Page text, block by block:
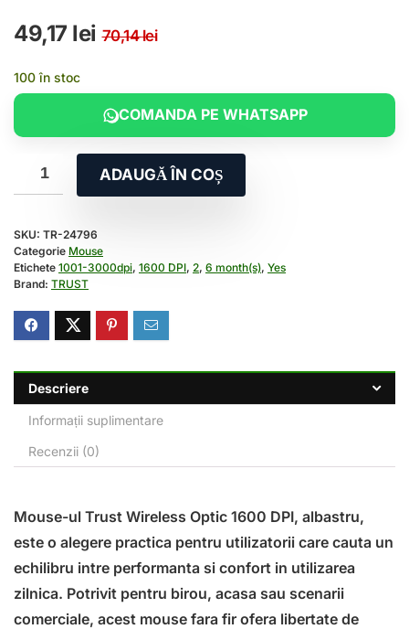
70,14leiPrețul inițial a fost:
49,17 lei Prețul curent este: 49,17
100 în stoc
COMANDA PE WHATSAPP
ADAUGĂ ÎN COȘ
SKU: TR-24796
Categorie Mouse
Etichete 1001-3000dpi, 1600 DPI, 2, 6 month(s), Yes
Brand: TRUST
Descriere
Informații suplimentare
Recenzii (0)
Mouse-ul Trust Wireless Optic 1600 DPI, albastru,
este o alegere practica pentru utilizatorii care cauta un
echilibru intre performanta si confort in utilizarea
zilnica. Potrivit pentru birou, acasa sau scenarii
comerciale, acest mouse fara fir ofera libertate de